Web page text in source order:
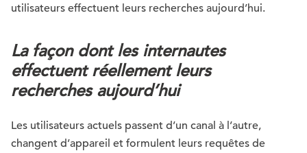
utilisateurs effectuent leurs recherches aujourd’hui.
La façon dont les internautes
effectuent réellement leurs
recherches aujourd’hui
Les utilisateurs actuels passent d’un canal à l’autre,
changent d’appareil et formulent leurs requêtes de